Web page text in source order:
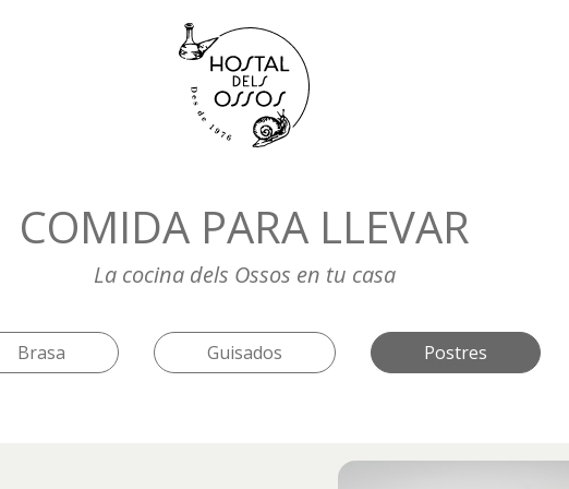
COMIDA PARA LLEVAR
La cocina dels Ossos en tu casa
Brasa Guisados Postres